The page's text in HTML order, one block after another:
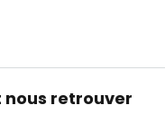
nous retrouver